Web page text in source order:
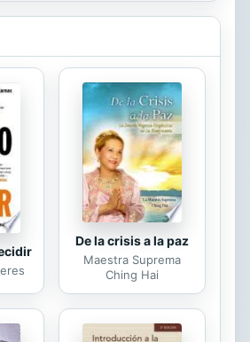
– ya sea en los negocios o
fuerzas armadas, en la educación
los medios – no solamente en
misiones y en el ministerio. Hay
sonido de trompeta dirigido a los
desean una vida más profunda
excelencia, de mayor eficacia, de
visión más amplia y de una
más...
De la crisis a la paz
Maestra Suprema
Ching Hai